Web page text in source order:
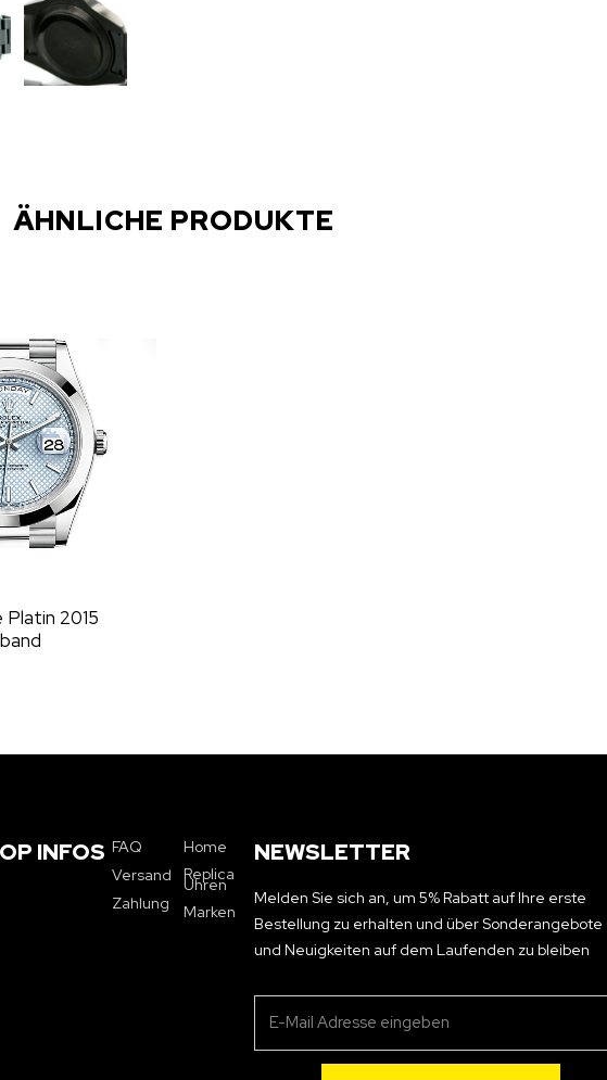
ÄHNLICHE PRODUKTE
Platin 2015
INFOS FAQ
Versand
Zahlung
Home
Replica
Uhren
Marken
NEWSLETTER
Melden Sie sich an, um 5% Rabatt auf Ihre erste
Bestellung zu erhalten und über Sonderangebote
und Neuigkeiten auf dem Laufenden zu bleiben